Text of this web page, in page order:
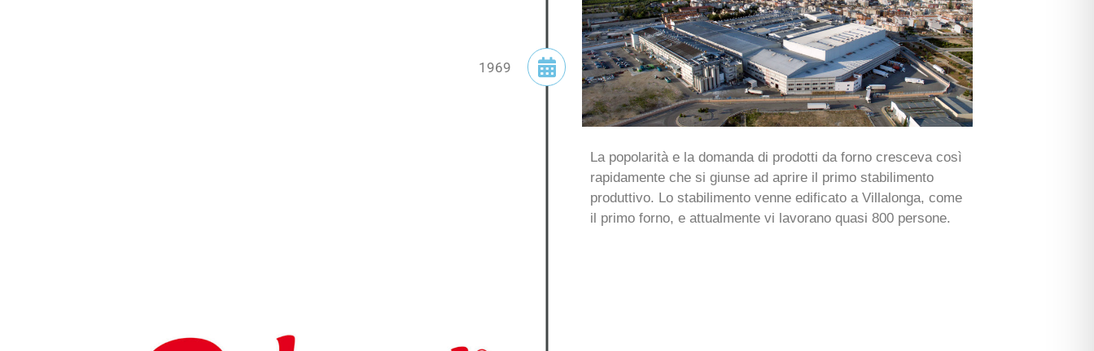
1969
La popolarità e la domanda di prodotti da forno cresceva così
rapidamente che si giunse ad aprire il primo stabilimento
produttivo. Lo stabilimento venne edificato a Villalonga, come
il primo forno, e attualmente vi lavorano quasi 800 persone.